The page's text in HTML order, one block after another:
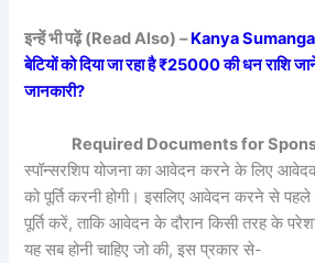
इन्हें भी पढ़ें (Read Also) –Kanya
बेटियों को दिया जा रहा है ₹25000 की धन राशि
जानकारी?
Required Documents for
स्पॉन्सरशिप योजना का आवेदन करने के लिए
को पूर्ति करनी होगी। इसलिए आवेदन करने से
पूर्ति करें, ताकि आवेदन के दौरान किसी तरह के
यह सब होनी चाहिए जो की, इस प्रकार से-